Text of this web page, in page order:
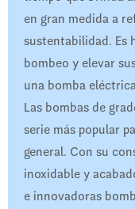
en gran medida a
sustentabilidad. Es
bombeo y elevar
una bomba
Las bombas de
serie más popular
general. Con su
inoxidable y
e innovadoras